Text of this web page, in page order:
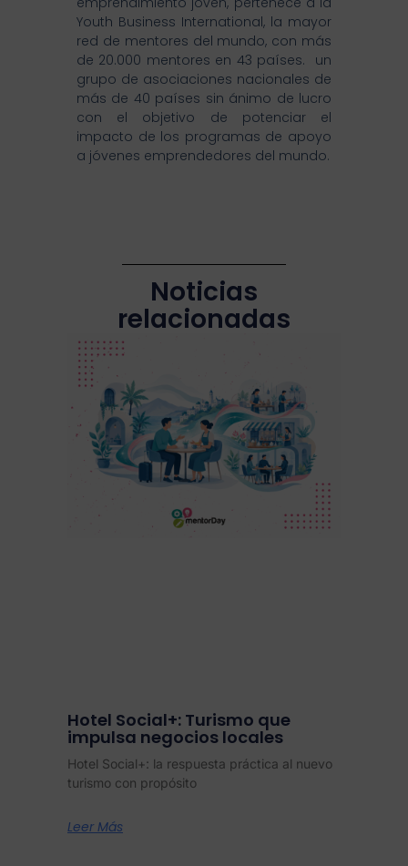
Youth Business International, la mayor
red de mentores del mundo, con más
de 20.000 mentores en 43 países. un
grupo de asociaciones nacionales de
más de 40 países sin ánimo de lucro
con el objetivo de potenciar el
impacto de los programas de apoyo
a jóvenes emprendedores del mundo.
Noticias
relacionadas
Hotel Social+: Turismo que
impulsa negocios locales
Hotel Social+: la respuesta práctica al nuevo
turismo con propósito
Leer Más